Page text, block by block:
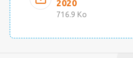
2020
716.9 Ko